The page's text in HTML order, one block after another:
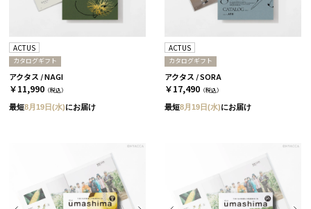
ACTUS
カタログギフト
アクタス / NAGI
￥11,990 （税込）
最短8月19日(水)にお届け
ACTUS
カタログギフト
アクタス / SORA
￥17,490 （税込）
最短8月19日(水)にお届け